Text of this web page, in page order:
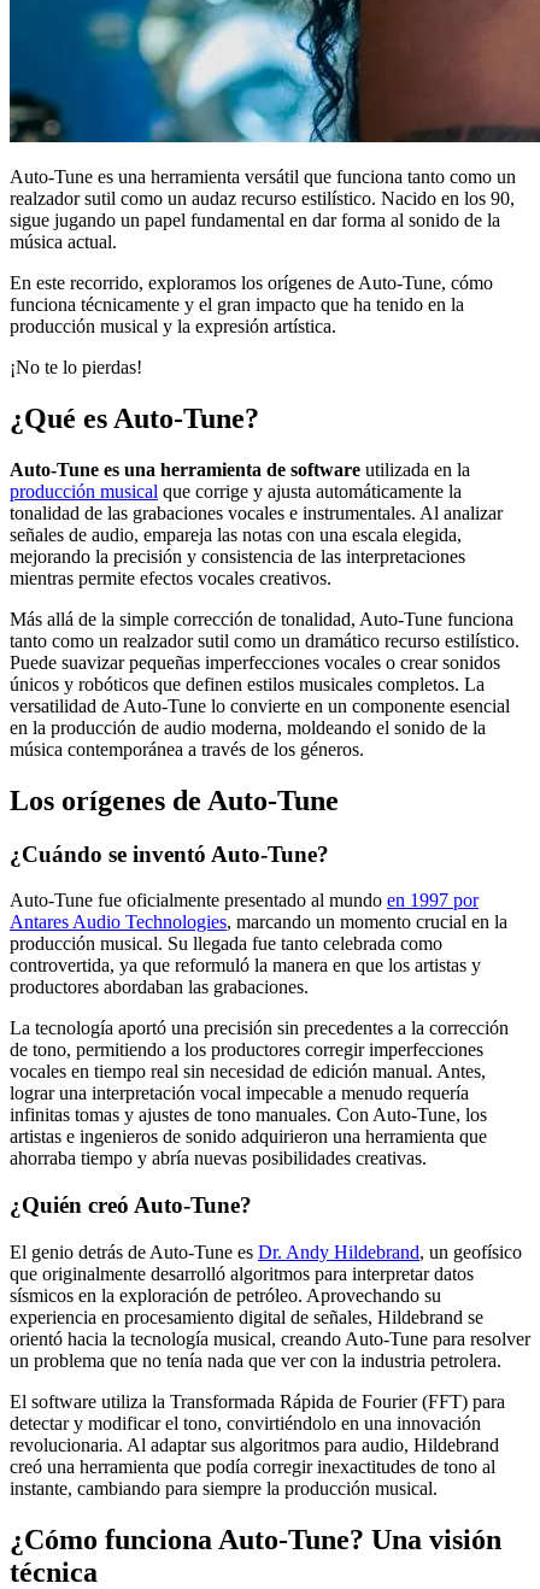
Auto-Tune es una herramienta versátil que funciona tanto como un
realzador sutil como un audaz recurso estilístico. Nacido en los 90,
sigue jugando un papel fundamental en dar forma al sonido de la
música actual.
En este recorrido, exploramos los orígenes de Auto-Tune, cómo
funciona técnicamente y el gran impacto que ha tenido en la
producción musical y la expresión artística.
¡No te lo pierdas!
¿Qué es Auto-Tune?
Auto-Tune es una herramienta de software utilizada en la
producción musical que corrige y ajusta automáticamente la
tonalidad de las grabaciones vocales e instrumentales. Al analizar
señales de audio, empareja las notas con una escala elegida,
mejorando la precisión y consistencia de las interpretaciones
mientras permite efectos vocales creativos.
Más allá de la simple corrección de tonalidad, Auto-Tune funciona
tanto como un realzador sutil como un dramático recurso estilístico.
Puede suavizar pequeñas imperfecciones vocales o crear sonidos
únicos y robóticos que definen estilos musicales completos. La
versatilidad de Auto-Tune lo convierte en un componente esencial
en la producción de audio moderna, moldeando el sonido de la
música contemporánea a través de los géneros.
Los orígenes de Auto-Tune
¿Cuándo se inventó Auto-Tune?
Auto-Tune fue oficialmente presentado al mundo en 1997 por
Antares Audio Technologies, marcando un momento crucial en la
producción musical. Su llegada fue tanto celebrada como
controvertida, ya que reformuló la manera en que los artistas y
productores abordaban las grabaciones.
La tecnología aportó una precisión sin precedentes a la corrección
de tono, permitiendo a los productores corregir imperfecciones
vocales en tiempo real sin necesidad de edición manual. Antes,
lograr una interpretación vocal impecable a menudo requería
infinitas tomas y ajustes de tono manuales. Con Auto-Tune, los
artistas e ingenieros de sonido adquirieron una herramienta que
ahorraba tiempo y abría nuevas posibilidades creativas.
¿Quién creó Auto-Tune?
El genio detrás de Auto-Tune es Dr. Andy Hildebrand, un geofísico
que originalmente desarrolló algoritmos para interpretar datos
sísmicos en la exploración de petróleo. Aprovechando su
experiencia en procesamiento digital de señales, Hildebrand se
orientó hacia la tecnología musical, creando Auto-Tune para resolver
un problema que no tenía nada que ver con la industria petrolera.
El software utiliza la Transformada Rápida de Fourier (FFT) para
detectar y modificar el tono, convirtiéndolo en una innovación
revolucionaria. Al adaptar sus algoritmos para audio, Hildebrand
creó una herramienta que podía corregir inexactitudes de tono al
instante, cambiando para siempre la producción musical.
¿Cómo funciona Auto-Tune? Una visión
técnica